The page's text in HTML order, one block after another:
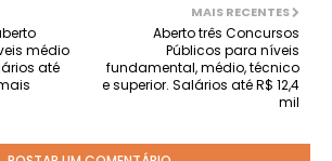
MAIS RECENTES
Aberto três Concursos
Públicos para níveis
fundamental, médio, técnico
e superior. Salários até R$ 12,4
mil
médio
até